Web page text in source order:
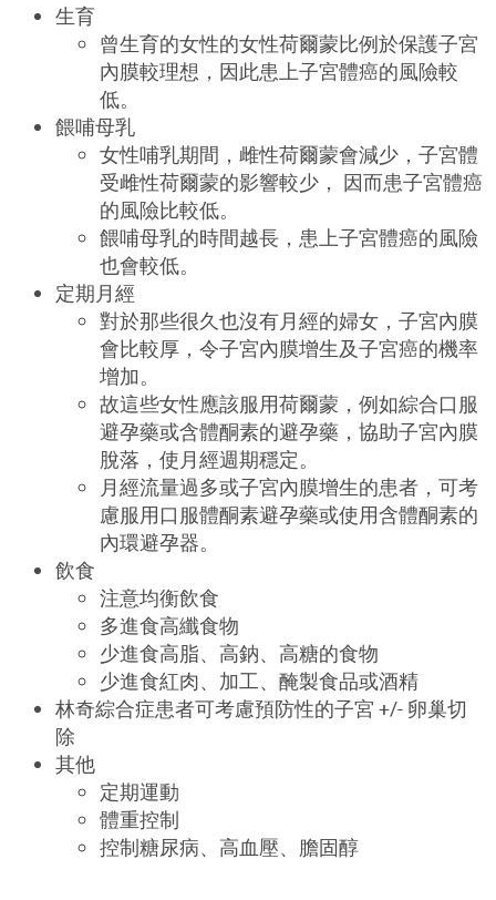
生育
曾生育的女性的女性荷爾蒙比例於保護子宮
內膜較理想，因此患上子宮體癌的風險較
低。
餵哺母乳
女性哺乳期間，雌性荷爾蒙會減少，子宮體
受雌性荷爾蒙的影響較少， 因而患子宮體癌
的風險比較低。
餵哺母乳的時間越長，患上子宮體癌的風險
也會較低。
定期月經
對於那些很久也沒有月經的婦女，子宮內膜
會比較厚，令子宮內膜增生及子宮癌的機率
增加。
故這些女性應該服用荷爾蒙，例如綜合口服
避孕藥或含體酮素的避孕藥，協助子宮內膜
脫落，使月經週期穩定。
月經流量過多或子宮內膜增生的患者，可考
慮服用口服體酮素避孕藥或使用含體酮素的
內環避孕器。
飲食
注意均衡飲食
多進食高纖食物
少進食高脂、高鈉、高糖的食物
少進食紅肉、加工、醃製食品或酒精
林奇綜合症患者可考慮預防性的子宮 +/- 卵巢切
除
其他
定期運動
體重控制
控制糖尿病、高血壓、膽固醇